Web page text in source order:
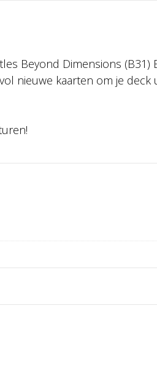
Beyond Dimensions (B31)
nieuwe kaarten om je deck